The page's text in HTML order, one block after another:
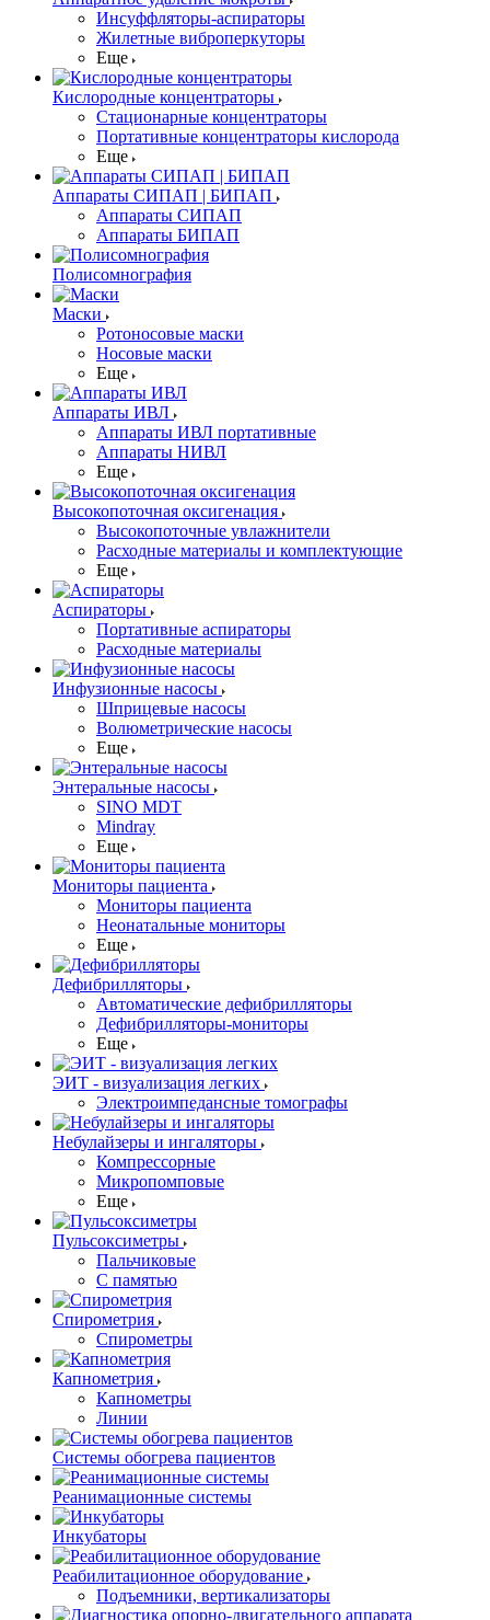
Инсуффляторы-аспираторы
Жилетные виброперкуторы
Еще
Кислородные концентраторы
Стационарные концентраторы
Портативные концентраторы кислорода
Еще
Аппараты СИПАП | БИПАП
Аппараты СИПАП
Аппараты БИПАП
Полисомнография
Маски
Ротоносовые маски
Носовые маски
Еще
Аппараты ИВЛ
Аппараты ИВЛ портативные
Аппараты НИВЛ
Еще
Высокопоточная оксигенация
Высокопоточные увлажнители
Расходные материалы и комплектующие
Еще
Аспираторы
Портативные аспираторы
Расходные материалы
Инфузионные насосы
Шприцевые насосы
Волюметрические насосы
Еще
Энтеральные насосы
SINO MDT
Mindray
Еще
Мониторы пациента
Мониторы пациента
Неонатальные мониторы
Еще
Дефибрилляторы
Автоматические дефибрилляторы
Дефибрилляторы-мониторы
Еще
ЭИТ - визуализация легких
Электроимпедансные томографы
Небулайзеры и ингаляторы
Компрессорные
Микропомповые
Еще
Пульсоксиметры
Пальчиковые
С памятью
Спирометрия
Спирометры
Капнометрия
Капнометры
Линии
Системы обогрева пациентов
Реанимационные системы
Инкубаторы
Реабилитационное оборудование
Подъемники, вертикализаторы